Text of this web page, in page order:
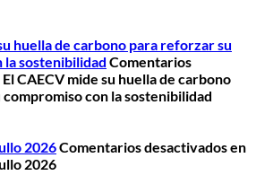
huella de carbono para reforzar su
la sostenibilidad Comentarios
CAECV mide su huella de carbono
con la sostenibilidad
2026Comentarios desactivadosen
2026